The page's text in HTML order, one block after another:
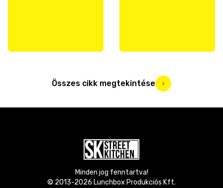
Összes cikk megtekintése
Minden jog fenntartva!
© 2013-2026 Lunchbox Produkciós Kft.